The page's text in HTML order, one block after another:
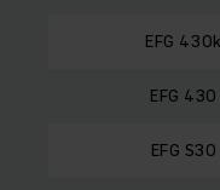
EFG 430k
EFG 430
EFG S30